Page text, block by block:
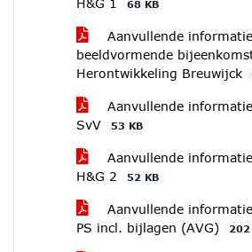
H&G 1 68 KB
Aanvullende
beeldvormende
Herontwikkeling Breuwijck
Aanvullende
SvV
53 KB
Aanvullende
H&G 2
52 KB
Aanvullende
PS incl. bijlagen (AVG)
202